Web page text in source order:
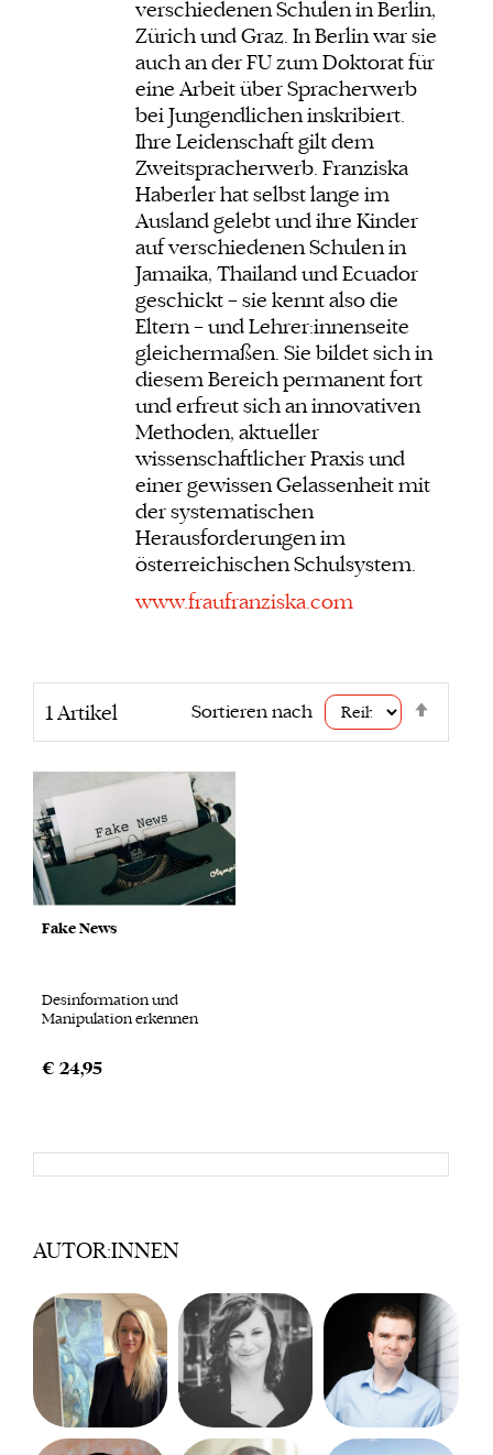
verschiedenen Schulen in Berlin,
Zürich und Graz. In Berlin war sie
auch an der FU zum Doktorat für
eine Arbeit über Spracherwerb
bei Jungendlichen inskribiert.
Ihre Leidenschaft gilt dem
Zweitspracherwerb. Franziska
Haberler hat selbst lange im
Ausland gelebt und ihre Kinder
auf verschiedenen Schulen in
Jamaika, Thailand und Ecuador
geschickt – sie kennt also die
Eltern – und Lehrer:innenseite
gleichermaßen. Sie bildet sich in
diesem Bereich permanent fort
und erfreut sich an innovativen
Methoden, aktueller
wissenschaftlicher Praxis und
einer gewissen Gelassenheit mit
der systematischen
Herausforderungen im
österreichischen Schulsystem.
www.fraufranziska.com
1 Artikel Sortieren nach
Fake News
Desinformation und
Manipulation erkennen
€ 24,95
AUTOR:INNEN